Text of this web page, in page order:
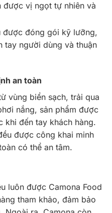
được vị ngọt tự nhiên và
được đóng gói kỹ lưỡng,
tay người dùng và thuận
an toàn
vùng biển sạch, trải qua
nắng, sản phẩm được
khi đến tay khách hàng.
được công khai minh
có thể an tâm.
luôn được Camona Food
tham khảo, đảm bảo